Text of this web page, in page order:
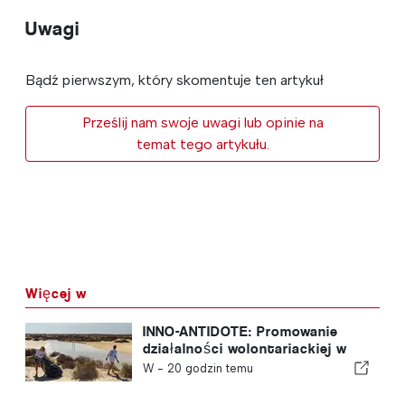
Uwagi
Bądź pierwszym, który skomentuje ten artykuł
Prześlij nam swoje uwagi lub opinie na
temat tego artykułu.
Więcej w
INNO-ANTIDOTE: Promowanie
działalności wolontariackiej w
Portugalii
W - 20 godzin temu